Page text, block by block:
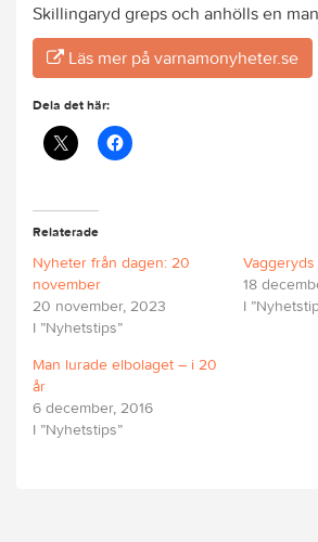
Skillingaryd greps och anhölls en
Läs mer på varnamonyheter.se
Dela det här:
Relaterade
Nyheter från dagen: 20
november
20 november, 2023
I ”Nyhetstips”
18
I
Man lurade elbolaget – i 20
år
6 december, 2016
I ”Nyhetstips”